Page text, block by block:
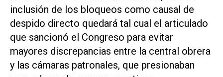
inclusión de los bloqueos como causal de
despido directo quedará tal cual el articulado
que sancionó el Congreso para evitar
mayores discrepancias entre la central obrera
y las cámaras patronales, que presionaban